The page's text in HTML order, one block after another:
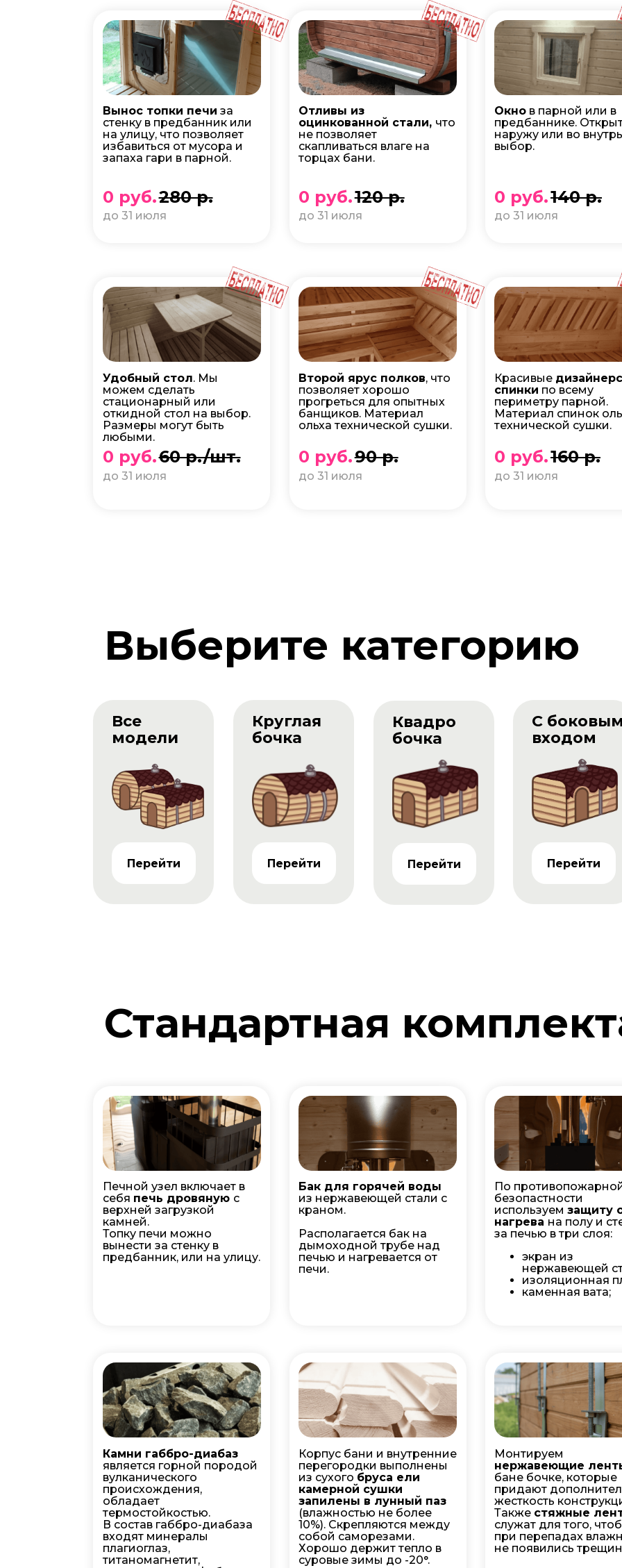
Окно в парной или в
предбаннике.
наружу или во
выбор.
Красивые
спинки по всему
периметру парной.
Материал спинок
технической сушки.
Удобный стол. Мы
можем сделать
стационарный или
откидной стол на выбор.
Размеры могут быть
любыми.
Второй ярус полков, что
позволяет хорошо
прогреться для опытных
банщиков. Материал
ольха технической сушки.
Отливы из
оцинкованной стали, что
не позволяет
скапливаться влаге на
торцах бани.
Вынос топки печи за
стенку в предбанник или
на улицу, что позволяет
избавиться от мусора и
запаха гари в парной.
до 31 июля
0 руб.280 р. 120 р.
0 руб.
до 31 июля до 31 июля
0 руб.140 р.
160 р.
0 руб.
до 31 июля
до 31 июля
0 руб.90 р.
60 р./шт.
0 руб.
до 31 июля
Выберите категорию
Все
модели
Перейти
Круглая
бочка
Перейти
Квадро
бочка
Перейти
С
входом
Перейти
Стандартная
Печной узел включает в
себя печь дровяную с
верхней загрузкой
камней.
Топку печи можно
вынести за стенку в
предбанник, или на улицу.
Бак для горячей воды
из нержавеющей стали с
краном.
Располагается бак на
дымоходной трубе над
печью и нагревается от
печи.
Корпус бани и внутренние
перегородки выполнены
из сухого бруса ели
камерной сушки
запилены в лунный паз
(влажностью не более
10%). Скрепляются между
собой саморезами.
Хорошо держит тепло в
суровые зимы до -20°.
Камни габбро-диабаз
является горной породой
вулканического
происхождения,
обладает
термостойкостью.
В состав габбро-диабаза
входят минералы
плагиоглаз,
титаномагнетит,
Монтируем
нержавеющие
бане бочке, которые
придают
жесткость
Также стяжные
служат для того,
при перепадах
не появились
По
безопастности
используемзащиту
нагрева на полу и
за печью в три слоя:
экран из
нержавеющей
изоляционная
каменная вата;